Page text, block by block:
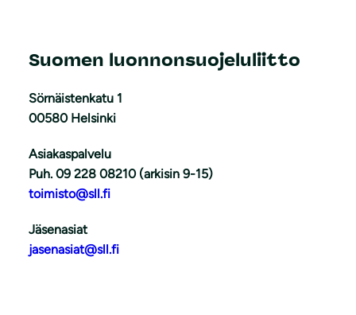
Suomen luonnonsuojeluliitto
Sörnäistenkatu 1
00580 Helsinki
Asiakaspalvelu
Puh. 09 228 08210 (arkisin 9-15)
toimisto@sll.fi
Jäsenasiat
jasenasiat@sll.fi